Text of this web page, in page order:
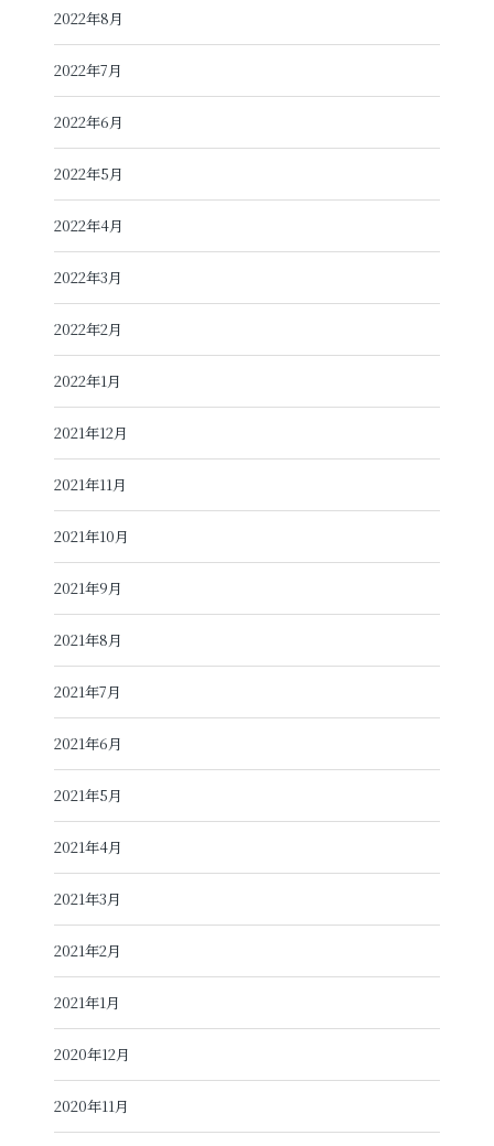
2022年8月
2022年7月
2022年6月
2022年5月
2022年4月
2022年3月
2022年2月
2022年1月
2021年12月
2021年11月
2021年10月
2021年9月
2021年8月
2021年7月
2021年6月
2021年5月
2021年4月
2021年3月
2021年2月
2021年1月
2020年12月
2020年11月